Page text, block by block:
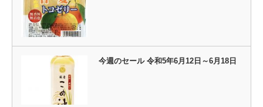
今週のセール 令和5年6月12日～6月18日